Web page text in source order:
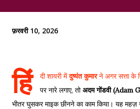
फ़रवरी 10, 2026
हिं दी शायरी मेंदुष्यंत कुमारने अगर सत्ता के
पर नारे लगाए, तोअदम गोंडवी (Adam
भीतर घुसकर माइक छीनने का काम किया। यह महज़